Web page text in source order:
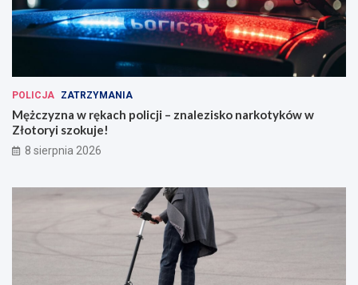
POLICJA ZATRZYMANIA
Mężczyzna w rękach policji – znalezisko narkotyków w
Złotoryi szokuje!
8 sierpnia 2026